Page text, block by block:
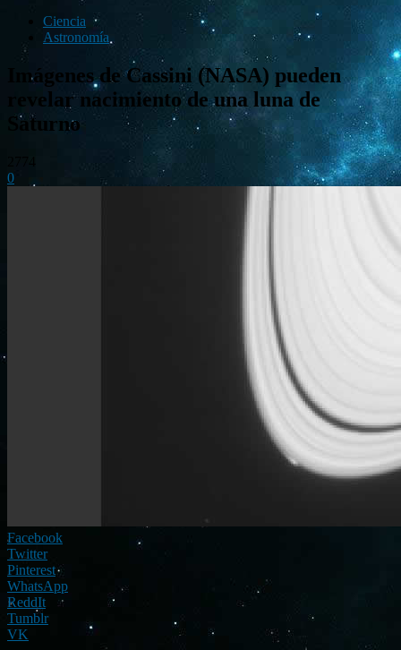
Ciencia
Astronomía
Imágenes de Cassini (NASA) pueden
revelar nacimiento de una luna de
Saturno
0
Facebook
Twitter
Pinterest
WhatsApp
ReddIt
Tumblr
VK